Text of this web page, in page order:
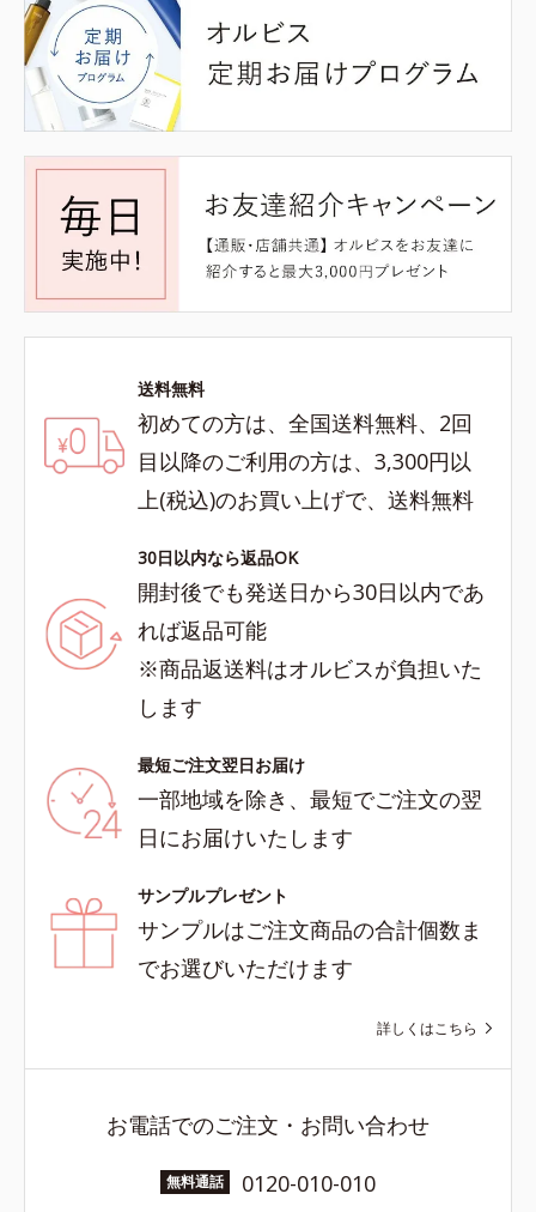
送料無料
初めての方は、全国送料無料、2回
目以降のご利用の方は、3,300円以
上(税込)のお買い上げで、送料無料
30日以内なら返品OK
開封後でも発送日から30日以内であ
れば返品可能
※商品返送料はオルビスが負担いた
します
最短ご注文翌日お届け
一部地域を除き、最短でご注文の翌
日にお届けいたします
サンプルプレゼント
サンプルはご注文商品の合計個数ま
でお選びいただけます
詳しくはこちら
お電話でのご注文・お問い合わせ
無料通話 0120-010-010